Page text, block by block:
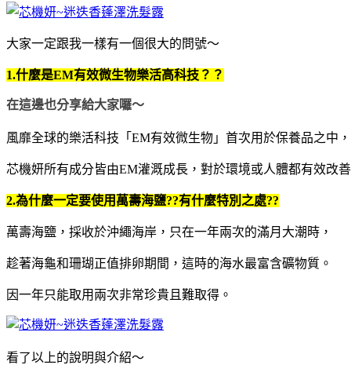
大家一定跟我一樣有一個很大的問號～
1.什麼是EM有效微生物樂活高科技？？
在這邊也分享給大家囉～
風靡全球的樂活科技「EM有效微生物」首次用於保養品之中，
芯機妍所有成分皆由EM灌溉成長，對於環境或人體都有效改
2.為什麼一定要使用萬壽海鹽??有什麼特別之處??
萬壽海鹽，採收於沖繩海岸， 只在一年兩次的滿月大潮時，
趁著海龜和珊瑚正值排卵期間，這時的海水最富含礦物質。
因一年只能取用兩次非常珍貴且難取得。
看了以上的說明與介紹～